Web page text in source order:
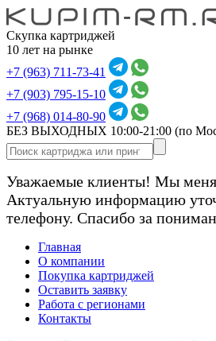
Скупка картриджей
10 лет на рынке
+7 (963) 711-73-41
+7 (903) 795-15-10
+7 (968) 014-80-90
БЕЗ ВЫХОДНЫХ 10:00-21:00 (по
Уважаемые клиенты! Мы
Актуальную информацию
телефону. Спасибо за
Главная
О компании
Покупка картриджей
Оставить заявку
Работа с регионами
Контакты